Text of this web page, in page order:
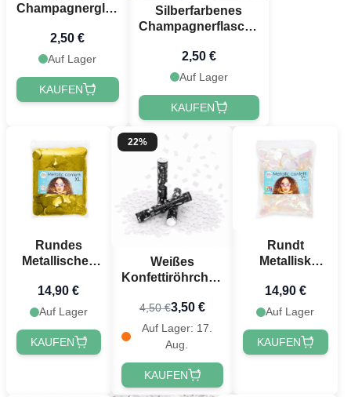
Champagnerglas
g
2,50 €
Auf Lager
KAUFEN
Silberfarbenes
Champagnerflasche
2,50 €
Auf Lager
KAUFEN
Rundes
Metallisches
- 250 Gramm
14,90 €
Auf Lager
KAUFEN
22%
Weißes
Konfettiröhrchen
PartyVikings -
Metallic
Rechteckig
4,50 €3,50 €
Auf Lager: 17.
Aug.
KAUFEN
Rundt
Metallisk
Konfetti - 250
gram
14,90 €
Auf Lager
KAUFEN